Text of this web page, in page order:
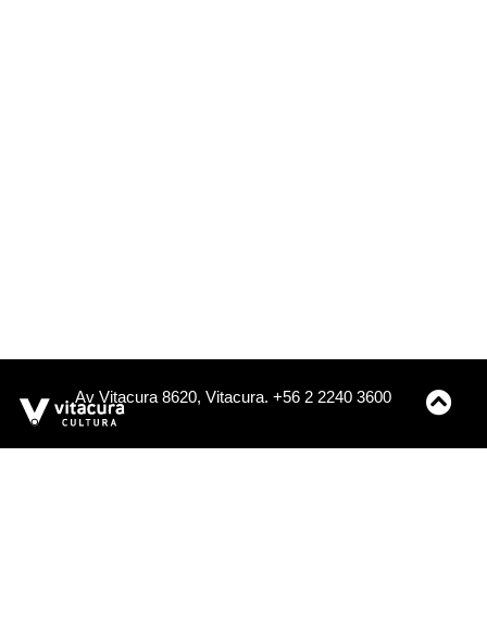
Av Vitacura 8620, Vitacura. +56 2 2240 3600